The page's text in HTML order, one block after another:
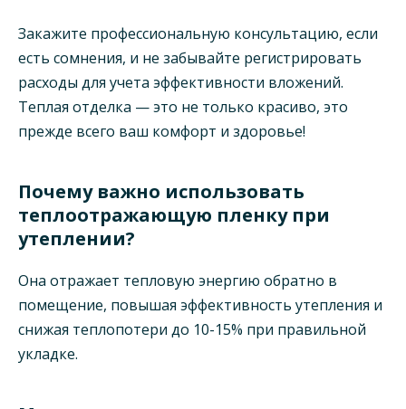
Закажите профессиональную консультацию, если
есть сомнения, и не забывайте регистрировать
расходы для учета эффективности вложений.
Теплая отделка — это не только красиво, это
прежде всего ваш комфорт и здоровье!
Почему важно использовать
теплоотражающую пленку при
утеплении?
Она отражает тепловую энергию обратно в
помещение, повышая эффективность утепления и
снижая теплопотери до 10-15% при правильной
укладке.